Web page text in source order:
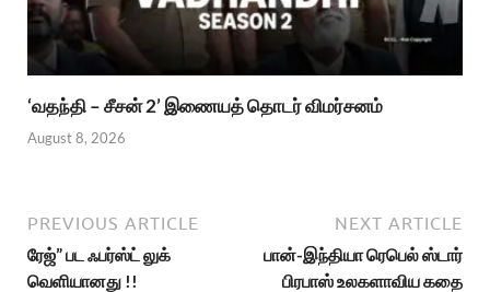
‘வதந்தி – சீசன் 2’ இணையத் தொடர் விமர்சனம்
August 8, 2026
PREVIOUS ARTICLE
ரேஜ்” பட ஃபர்ஸ்ட் லுக்
வெளியானது !!
NEXT ARTICLE
பான்-இந்தியா ரெபெல் ஸ்டார்
பிரபாஸ் உலகளாவிய கதை